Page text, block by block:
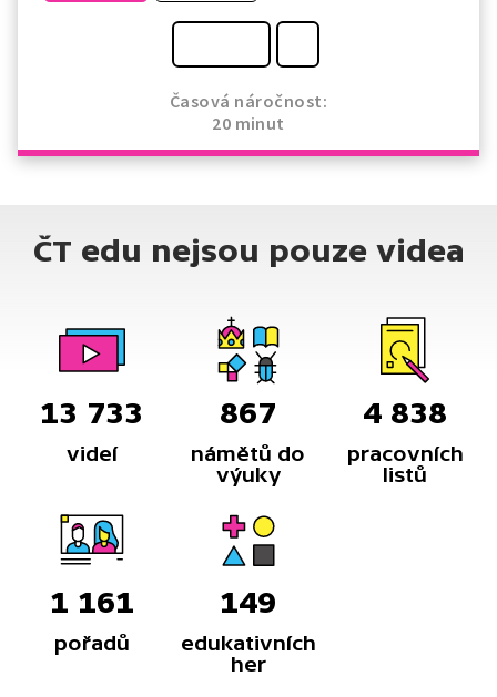
Časová náročnost:
20 minut
ČT edu nejsou pouze videa
13 733
videí
867
námětů do
výuky
4 838
pracovních
listů
1 161
pořadů
149
edukativních
her